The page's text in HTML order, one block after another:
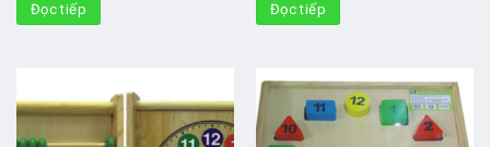
Đọc tiếp Đọc tiếp